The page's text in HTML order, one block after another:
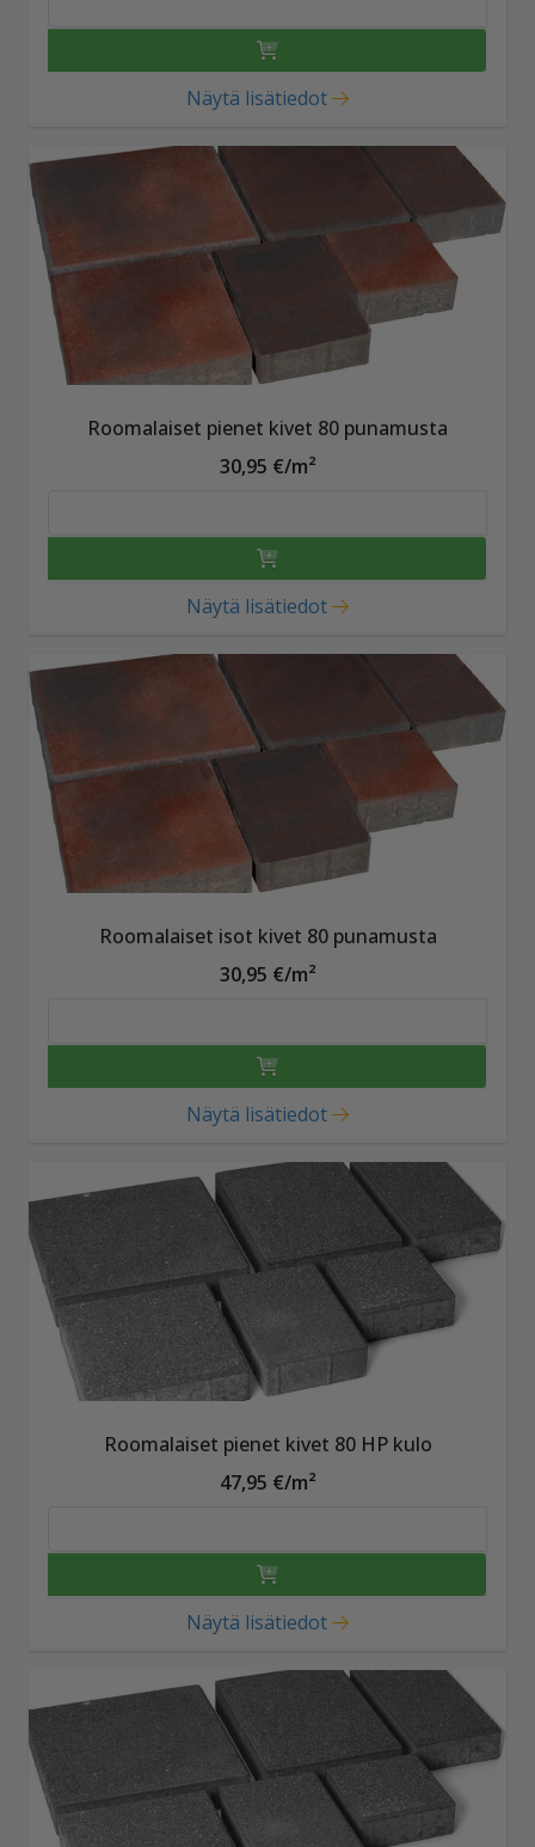
Näytä lisätiedot
Roomalaiset pienet kivet 80 punamusta
30,95 €/m²
Näytä lisätiedot
Roomalaiset isot kivet 80 punamusta
30,95 €/m²
Näytä lisätiedot
Roomalaiset pienet kivet 80 HP kulo
47,95 €/m²
Näytä lisätiedot